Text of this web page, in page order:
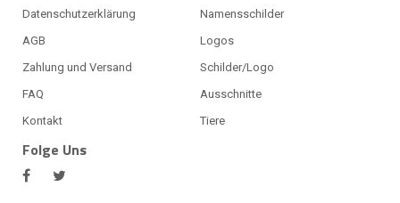
Datenschutzerklärung
AGB
Zahlung und Versand
FAQ
Kontakt
Namensschilder
Logos
Schilder/Logo
Ausschnitte
Tiere
Folge Uns